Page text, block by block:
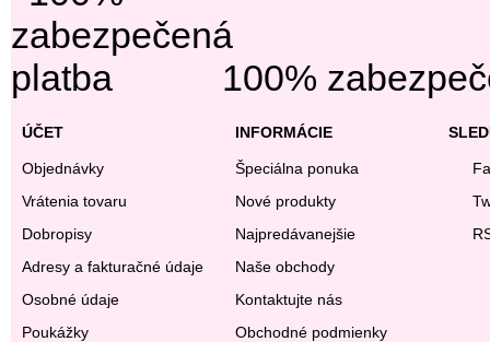
100%
ÚČET
Objednávky
Vrátenia tovaru
Dobropisy
Adresy a fakturačné údaje
Osobné údaje
Poukážky
INFORMÁCIE
Špeciálna ponuka
Nové produkty
Najpredávanejšie
Naše obchody
Kontaktujte nás
Obchodné podmienky